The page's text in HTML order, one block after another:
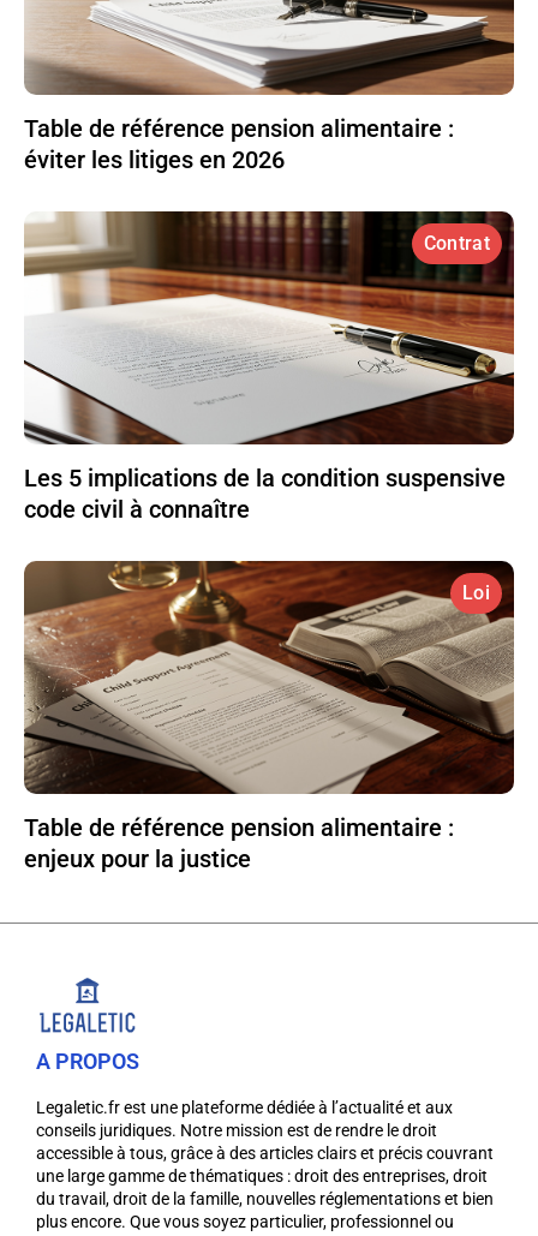
Table de référence pension alimentaire :
éviter les litiges en 2026
Contrat
Les 5 implications de la condition suspensive
code civil à connaître
Loi
Table de référence pension alimentaire :
enjeux pour la justice
A PROPOS
Legaletic.fr est une plateforme dédiée à l’actualité et aux
conseils juridiques. Notre mission est de rendre le droit
accessible à tous, grâce à des articles clairs et précis couvrant
une large gamme de thématiques : droit des entreprises, droit
du travail, droit de la famille, nouvelles réglementations et bien
plus encore. Que vous soyez particulier, professionnel ou